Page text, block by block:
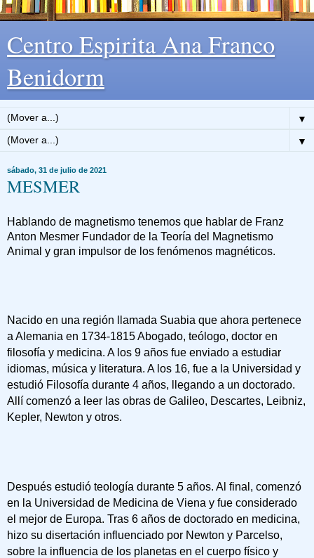
Centro Espirita Ana Franco
Benidorm
▼
▼
sábado, 31 de julio de 2021
MESMER
Hablando de magnetismo tenemos que hablar de Franz
Anton Mesmer Fundador de la Teoría del Magnetismo
Animal y gran impulsor de los fenómenos magnéticos.
Nacido en una región llamada Suabia que ahora pertenece
a Alemania en 1734-1815 Abogado, teólogo, doctor en
filosofía y medicina. A los 9 años fue enviado a estudiar
idiomas, música y literatura. A los 16, fue a la Universidad y
estudió Filosofía durante 4 años, llegando a un doctorado.
Allí comenzó a leer las obras de Galileo, Descartes, Leibniz,
Kepler, Newton y otros.
Después estudió teología durante 5 años. Al final, comenzó
en la Universidad de Medicina de Viena y fue considerado
el mejor de Europa. Tras 6 años de doctorado en medicina,
hizo su disertación influenciado por Newton y Parcelso,
sobre la influencia de los planetas en el cuerpo físico y